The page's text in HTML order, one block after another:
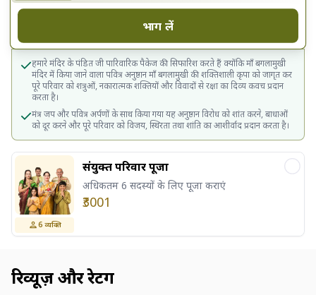
भाग लें
हमारे मंदिर के पंडित जी पारिवारिक पैकेज की सिफारिश करते हैं क्योंकि माँ बगलामुखी
मंदिर में किया जाने वाला पवित्र अनुष्ठान माँ बगलामुखी की शक्तिशाली कृपा को जागृत कर
पूरे परिवार को शत्रुओं, नकारात्मक शक्तियों और विवादों से रक्षा का दिव्य कवच प्रदान
करता है।
मंत्र जप और पवित्र अर्पणों के साथ किया गया यह अनुष्ठान विरोध को शांत करने, बाधाओं
को दूर करने और पूरे परिवार को विजय, स्थिरता तथा शांति का आशीर्वाद प्रदान करता है।
6 व्यक्ति
संयुक्त परिवार पूजा
अधिकतम 6 सदस्यों के लिए पूजा कराएं
₹3001
रिव्यूज़ और रेटिंग